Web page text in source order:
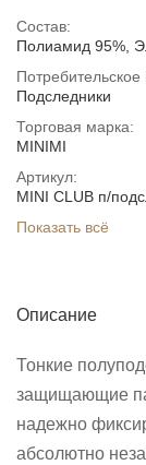
Состав:
Полиамид 95%,
Подследники
Торговая марка:
MINIMI
Артикул:
MINI CLUB п/
Показать всё
Описание
Тонкие
защищающие
надежно
абсолютно